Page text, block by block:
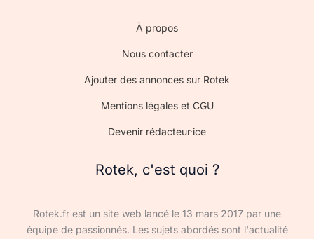
À propos
Nous contacter
Ajouter des annonces sur Rotek
Mentions légales et CGU
Devenir rédacteur·ice
Rotek, c'est quoi ?
Rotek.fr est un site web lancé le 13 mars 2017 par une
équipe de passionnés. Les sujets abordés sont l'actualité